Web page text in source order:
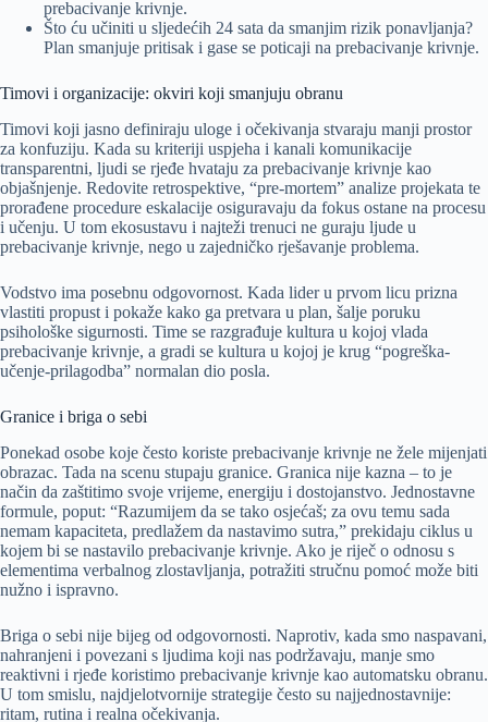
prebacivanje krivnje.
Što ću učiniti u sljedećih 24 sata da smanjim rizik ponavljanja?
Plan smanjuje pritisak i gase se poticaji na prebacivanje krivnje.
Timovi i organizacije: okviri koji smanjuju obranu
Timovi koji jasno definiraju uloge i očekivanja stvaraju manji prostor
za konfuziju. Kada su kriteriji uspjeha i kanali komunikacije
transparentni, ljudi se rjeđe hvataju za prebacivanje krivnje kao
objašnjenje. Redovite retrospektive, “pre-mortem” analize projekata te
prorađene procedure eskalacije osiguravaju da fokus ostane na procesu
i učenju. U tom ekosustavu i najteži trenuci ne guraju ljude u
prebacivanje krivnje, nego u zajedničko rješavanje problema.
Vodstvo ima posebnu odgovornost. Kada lider u prvom licu prizna
vlastiti propust i pokaže kako ga pretvara u plan, šalje poruku
psihološke sigurnosti. Time se razgrađuje kultura u kojoj vlada
prebacivanje krivnje, a gradi se kultura u kojoj je krug “pogreška-
učenje-prilagodba” normalan dio posla.
Granice i briga o sebi
Ponekad osobe koje često koriste prebacivanje krivnje ne žele mijenjati
obrazac. Tada na scenu stupaju granice. Granica nije kazna – to je
način da zaštitimo svoje vrijeme, energiju i dostojanstvo. Jednostavne
formule, poput: “Razumijem da se tako osjećaš; za ovu temu sada
nemam kapaciteta, predlažem da nastavimo sutra,” prekidaju ciklus u
kojem bi se nastavilo prebacivanje krivnje. Ako je riječ o odnosu s
elementima verbalnog zlostavljanja, potražiti stručnu pomoć može biti
nužno i ispravno.
Briga o sebi nije bijeg od odgovornosti. Naprotiv, kada smo naspavani,
nahranjeni i povezani s ljudima koji nas podržavaju, manje smo
reaktivni i rjeđe koristimo prebacivanje krivnje kao automatsku obranu.
U tom smislu, najdjelotvornije strategije često su najjednostavnije:
ritam, rutina i realna očekivanja.